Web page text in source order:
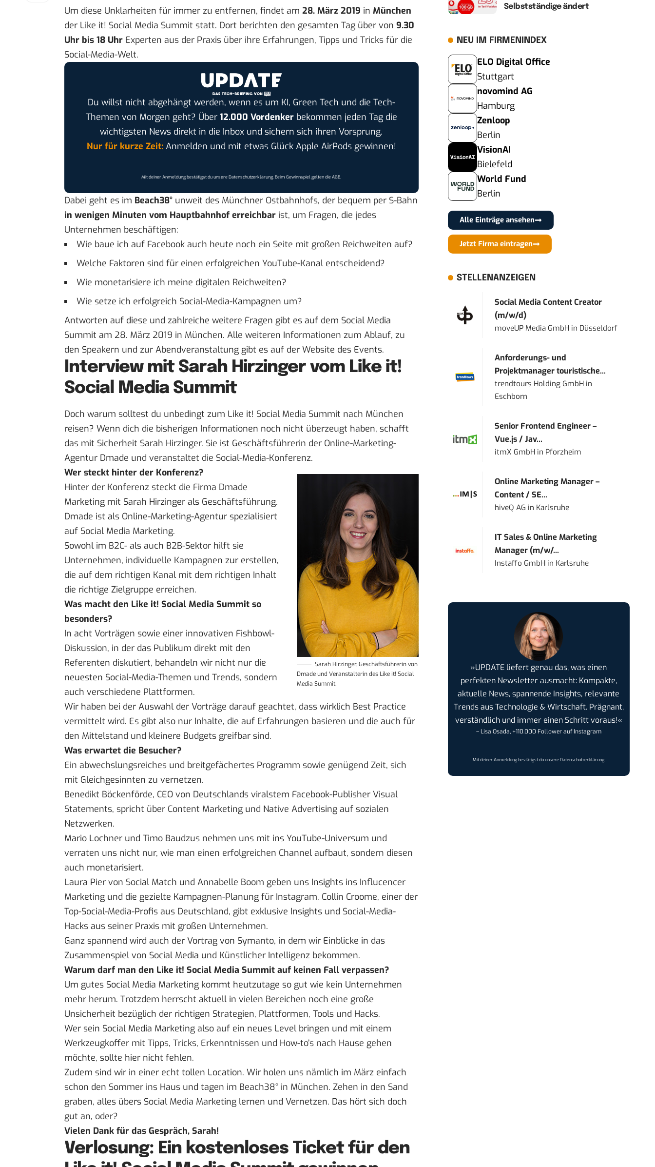
Um diese Unklarheiten für immer zu entfernen, findet am 28. März 2019 in München
der Like it! Social Media Summit statt. Dort berichten den gesamten Tag über von 9.30
Uhr bis 18 Uhr Experten aus der Praxis über ihre Erfahrungen, Tipps und Tricks für die
Social-Media-Welt.
Du willst nicht abgehängt werden, wenn es um KI, Green Tech und die Tech-
Themen von Morgen geht? Über 12.000 Vordenkerbekommen jeden Tag die
wichtigsten News direkt in die Inbox und sichern sich ihren Vorsprung.
Nur für kurze Zeit:Anmelden und mit etwas Glück Apple AirPods gewinnen!
Mit deiner Anmeldung bestätigst du unsereDatenschutzerklärung. Beim Gewinnspiel gelten dieAGB.
Dabei geht es im Beach38° unweit des Münchner Ostbahnhofs, der bequem per S-Bahn
in wenigen Minuten vom Hauptbahnhof erreichbar ist, um Fragen, die jedes
Unternehmen beschäftigen:
Wie baue ich auf Facebook auch heute noch ein Seite mit großen Reichweiten auf?
Welche Faktoren sind für einen erfolgreichen YouTube-Kanal entscheidend?
Wie monetarisiere ich meine digitalen Reichweiten?
Wie setze ich erfolgreich Social-Media-Kampagnen um?
Antworten auf diese und zahlreiche weitere Fragen gibt es auf dem Social Media
Summit am 28. März 2019 in München. Alle weiteren Informationen zum Ablauf, zu
den Speakern und zur Abendveranstaltung gibt es auf der Website des Events.
Interview mit Sarah Hirzinger vom Like it!
Social Media Summit
Doch warum solltest du unbedingt zum Like it! Social Media Summit nach München
reisen? Wenn dich die bisherigen Informationen noch nicht überzeugt haben, schafft
das mit Sicherheit Sarah Hirzinger. Sie ist Geschäftsführerin der Online-Marketing-
Agentur Dmade und veranstaltet die Social-Media-Konferenz.
Sarah Hirzinger, Geschäftsführerin von
Dmade und Veranstalterin des Like it! Social
Media Summit.
Wer steckt hinter der Konferenz?
Hinter der Konferenz steckt die Firma Dmade
Marketing mit Sarah Hirzinger als Geschäftsführung.
Dmade ist als Online-Marketing-Agentur spezialisiert
auf Social Media Marketing.
Sowohl im B2C- als auch B2B-Sektor hilft sie
Unternehmen, individuelle Kampagnen zur erstellen,
die auf dem richtigen Kanal mit dem richtigen Inhalt
die richtige Zielgruppe erreichen.
Was macht den Like it! Social Media Summit so
besonders?
In acht Vorträgen sowie einer innovativen Fishbowl-
Diskussion, in der das Publikum direkt mit den
Referenten diskutiert, behandeln wir nicht nur die
neuesten Social-Media-Themen und Trends, sondern
auch verschiedene Plattformen.
Wir haben bei der Auswahl der Vorträge darauf geachtet, dass wirklich Best Practice
vermittelt wird. Es gibt also nur Inhalte, die auf Erfahrungen basieren und die auch für
den Mittelstand und kleinere Budgets greifbar sind.
Was erwartet die Besucher?
Ein abwechslungsreiches und breitgefächertes Programm sowie genügend Zeit, sich
mit Gleichgesinnten zu vernetzen.
Benedikt Böckenförde, CEO von Deutschlands viralstem Facebook-Publisher Visual
Statements, spricht über Content Marketing und Native Advertising auf sozialen
Netzwerken.
Mario Lochner und Timo Baudzus nehmen uns mit ins YouTube-Universum und
verraten uns nicht nur, wie man einen erfolgreichen Channel aufbaut, sondern diesen
auch monetarisiert.
Laura Pier von Social Match und Annabelle Boom geben uns Insights ins Influcencer
Marketing und die gezielte Kampagnen-Planung für Instagram. Collin Croome, einer der
Top-Social-Media-Profis aus Deutschland, gibt exklusive Insights und Social-Media-
Hacks aus seiner Praxis mit großen Unternehmen.
Ganz spannend wird auch der Vortrag von Symanto, in dem wir Einblicke in das
Zusammenspiel von Social Media und Künstlicher Intelligenz bekommen.
Warum darf man den Like it! Social Media Summit auf keinen Fall verpassen?
Um gutes Social Media Marketing kommt heutzutage so gut wie kein Unternehmen
mehr herum. Trotzdem herrscht aktuell in vielen Bereichen noch eine große
Unsicherheit bezüglich der richtigen Strategien, Plattformen, Tools und Hacks.
Wer sein Social Media Marketing also auf ein neues Level bringen und mit einem
Werkzeugkoffer mit Tipps, Tricks, Erkenntnissen und How-to’s nach Hause gehen
möchte, sollte hier nicht fehlen.
Zudem sind wir in einer echt tollen Location. Wir holen uns nämlich im März einfach
schon den Sommer ins Haus und tagen im Beach38° in München. Zehen in den Sand
graben, alles übers Social Media Marketing lernen und Vernetzen. Das hört sich doch
gut an, oder?
Vielen Dank für das Gespräch, Sarah!
Verlosung: Ein kostenloses Ticket für den
Selbstständige ändert
NEU IM FIRMENINDEX
ELO Digital Office
Stuttgart
novomind AG
Hamburg
Zenloop
Berlin
VisionAI
Bielefeld
World Fund
Berlin
Alle Einträge ansehen
Jetzt Firma eintragen
STELLENANZEIGEN
Social Media Content Creator
(m/w/d)
moveUP Media GmbH in Düsseldorf
Anforderungs- und
Projektmanager touristische...
trendtours Holding GmbH in
Eschborn
Senior Frontend Engineer –
Vue.js / Jav...
itmX GmbH in Pforzheim
Online Marketing Manager –
Content / SE...
hiveQ AG in Karlsruhe
IT Sales & Online Marketing
Manager (m/w/...
Instaffo GmbH in Karlsruhe
»UPDATE liefert genau das, was einen
perfekten Newsletter ausmacht: Kompakte,
aktuelle News, spannende Insights, relevante
Trends aus Technologie & Wirtschaft. Prägnant,
verständlich und immer einen Schritt voraus!«
– Lisa Osada, +110.000 Follower auf Instagram
Mit deiner Anmeldung bestätigst du unsereDatenschutzerklärung